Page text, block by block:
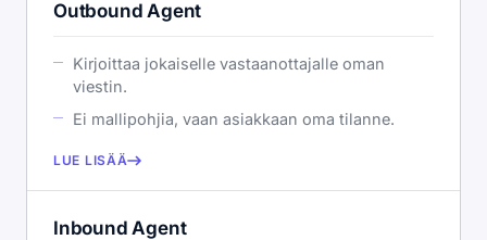
Outbound Agent
Kirjoittaa jokaiselle vastaanottajalle oman
viestin.
Ei mallipohjia, vaan asiakkaan oma tilanne.
LUE LISÄÄ
Inbound Agent